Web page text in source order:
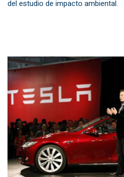
del estudio de impacto ambiental.